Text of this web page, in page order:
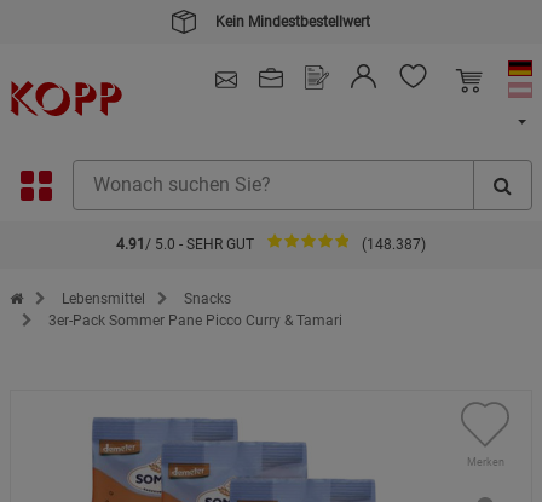
Kein Mindestbestellwert
4.91 / 5.0 - SEHR GUT (148.387)
Zur Startseite des Kopp Verlag Online-Shop
Lebensmittel
Snacks
3er-Pack Sommer Pane Picco Curry & Tamari
Merken